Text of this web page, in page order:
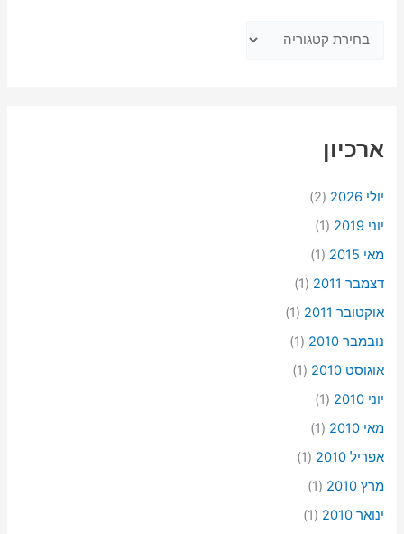
ארכיון
יולי 2026
(2)
יוני 2019
(1)
מאי 2015
(1)
דצמבר 2011
(1)
אוקטובר 2011
(1)
נובמבר 2010
(1)
אוגוסט 2010
(1)
יוני 2010
(1)
מאי 2010
(1)
אפריל 2010
(1)
מרץ 2010
(1)
ינואר 2010
(1)